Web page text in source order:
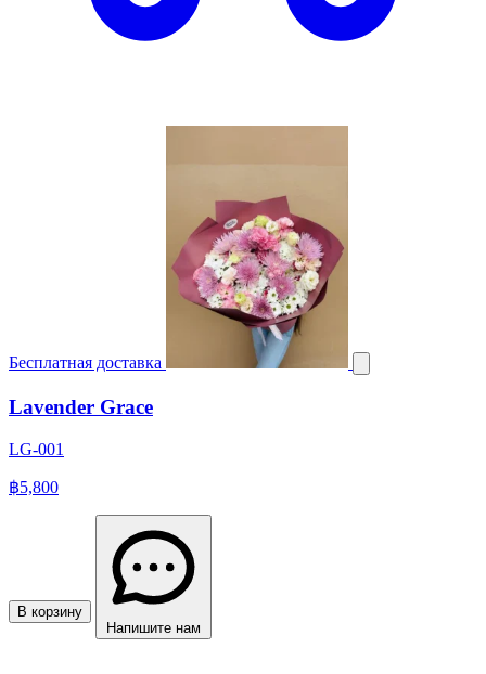
Бесплатная доставка
Lavender Grace
LG-001
฿5,800
В корзину
Напишите нам